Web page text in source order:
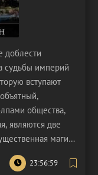
доблести
судьбы империй
вступают
общества,
являются две
магия,
и
тело и
23:56:59